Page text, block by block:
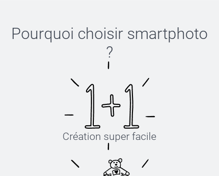
Pourquoi choisir smartphoto
?
Création super facile